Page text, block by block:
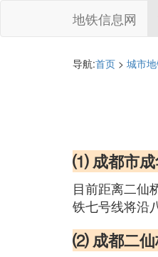
地铁信息网
导航:首页 > 城市
⑴ 成都市成
目前距离二仙
铁七号线将沿
⑵ 成都二仙